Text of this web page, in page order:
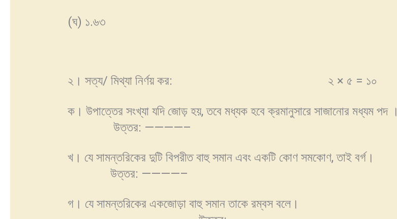
(ঘ) ১.৬৩
২। সত্য/ মিথ্যা নির্ণয় কর: ২ × ৫ = ১০
ক। উপাত্তের সংখ্যা যদি জোড় হয়, তবে মধ্যক হবে ক্রমানুসারে সাজানোর মধ্যম পদ ।
উত্তর: ————–
খ। যে সামন্তরিকের দুটি বিপরীত বাহু সমান এবং একটি কোণ সমকোণ, তাই বর্গ।
উত্তর: ————–
গ। যে সামন্তরিকের একজোড়া বাহু সমান তাকে রম্বস বলে।